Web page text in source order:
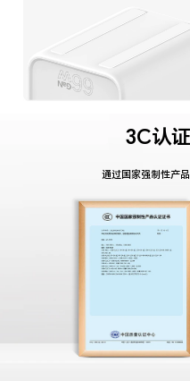
3C认
通过国家强制性产